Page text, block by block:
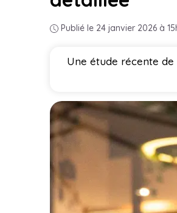
Publié le 24 janvier 2026 à
Une étude récente